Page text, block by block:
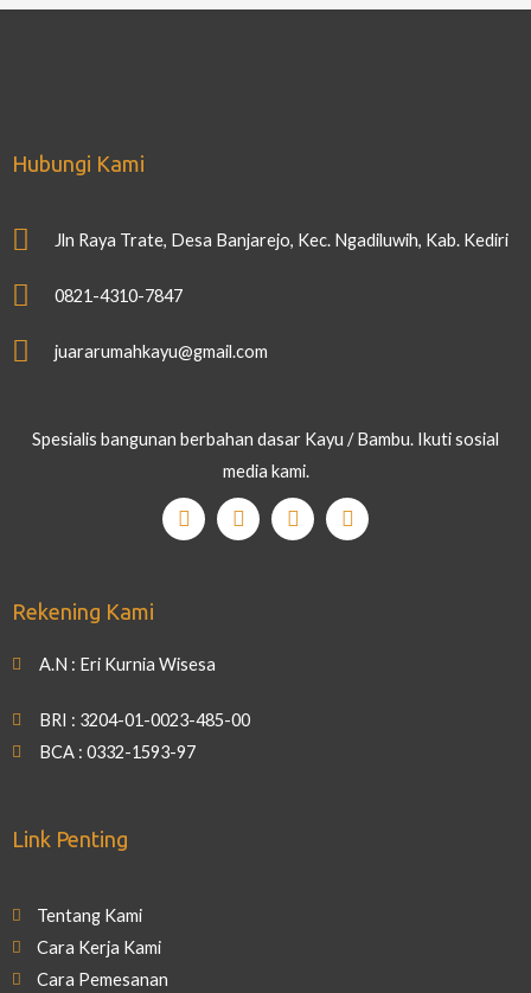
Hubungi Kami
Jln Raya Trate, Desa Banjarejo, Kec. Ngadiluwih, Kab. Kediri
0821-4310-7847
juararumahkayu@gmail.com
Spesialis bangunan berbahan dasar Kayu / Bambu. Ikuti sosial
media kami.
Rekening Kami
A.N : Eri Kurnia Wisesa
BRI : 3204-01-0023-485-00
BCA : 0332-1593-97
Link Penting
Tentang Kami
Cara Kerja Kami
Cara Pemesanan